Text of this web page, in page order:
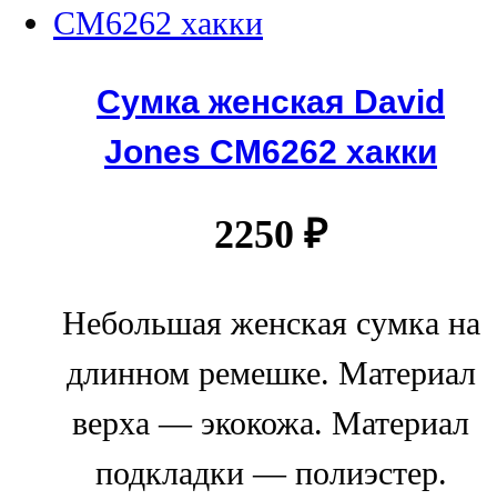
Сумка женская David
Jones СМ6262 хакки
2250 ₽
Небольшая женская сумка на
длинном ремешке. Материал
верха — экокожа. Материал
подкладки — полиэстер.